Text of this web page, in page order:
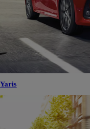
Yaris